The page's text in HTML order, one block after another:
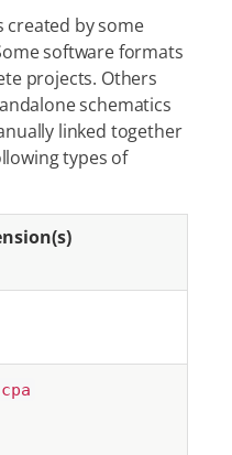
created by some
software formats
projects. Others
schematics
linked together
types of